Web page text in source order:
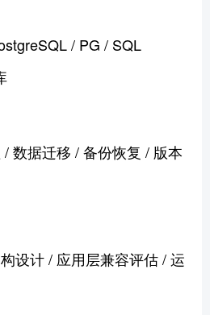
/ PG / SQL
数据迁移 / 备份恢复 / 版本
设计 / 应用层兼容评估 / 运